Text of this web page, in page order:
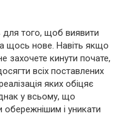
для того, щоб виявити
щось нове. Навіть якщо
захочете кинути почате,
всіх поставлених
яких обіцяє
у всьому, що
обережнішим і уникати